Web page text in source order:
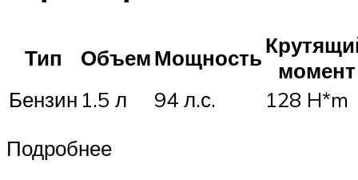
Тип ОбъемМощность
момент
Бензин 1.5 л 94 л.с.
128 H*m
Подробнее